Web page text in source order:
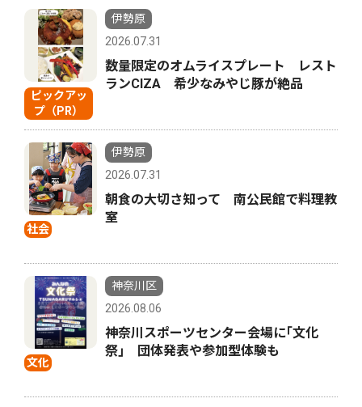
ピックアッ
プ（PR）
伊勢原
2026.07.31
数量限定のオムライスプレート レスト
ランCIZA 希少なみやじ豚が絶品
社会
伊勢原
2026.07.31
朝食の大切さ知って 南公民館で料理教
室
文化
神奈川区
2026.08.06
神奈川スポーツセンター会場に｢文化
祭｣ 団体発表や参加型体験も